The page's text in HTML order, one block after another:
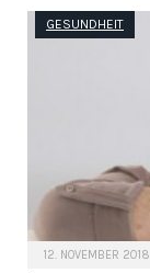
GESUNDHEIT
12. NOVEMBER 2018